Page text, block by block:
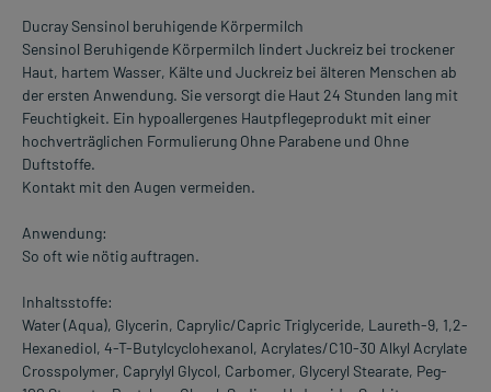
Ducray Sensinol beruhigende Körpermilch
Sensinol Beruhigende Körpermilch lindert Juckreiz bei trockener
Haut, hartem Wasser, Kälte und Juckreiz bei älteren Menschen ab
der ersten Anwendung. Sie versorgt die Haut 24 Stunden lang mit
Feuchtigkeit. Ein hypoallergenes Hautpflegeprodukt mit einer
hochverträglichen Formulierung Ohne Parabene und Ohne
Duftstoffe.
Kontakt mit den Augen vermeiden.
Anwendung:
So oft wie nötig auftragen.
Inhaltsstoffe:
Water (Aqua), Glycerin, Caprylic/Capric Triglyceride, Laureth-9, 1,2-
Hexanediol, 4-T-Butylcyclohexanol, Acrylates/C10-30 Alkyl Acrylate
Crosspolymer, Caprylyl Glycol, Carbomer, Glyceryl Stearate, Peg-